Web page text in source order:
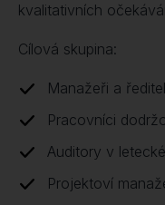
kvalitativních
Cílová skupina:
Manažeři a
Pracovníci
Auditory v
Projektoví